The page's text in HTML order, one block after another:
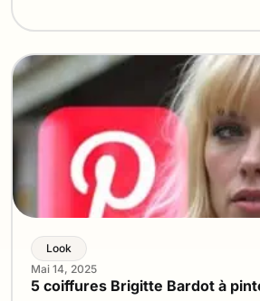
Look
Mai 14, 2025
5 coiffures Brigitte Bardot à